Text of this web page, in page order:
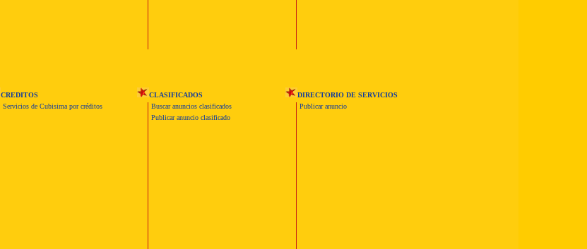
CREDITOS
Servicios de Cubisima por créditos
CLASIFICADOS
Buscar anuncios clasificados
Publicar anuncio clasificado
DIRECTORIO DE SERVICIOS
Publicar anuncio